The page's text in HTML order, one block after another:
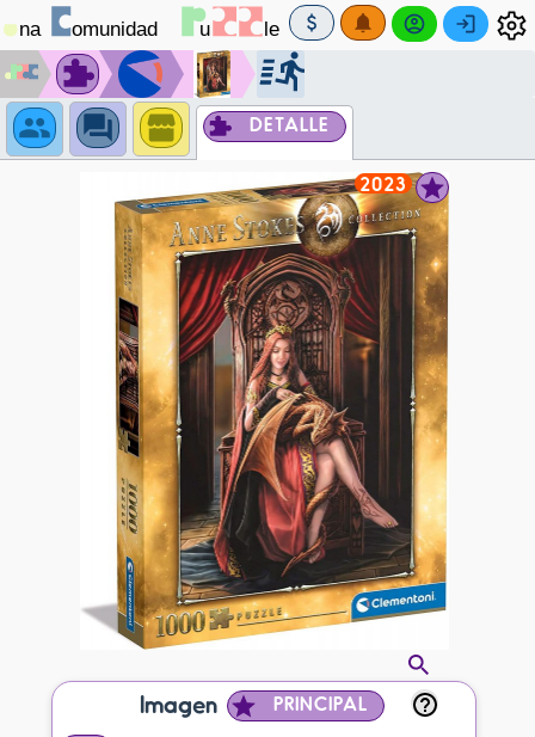
DETALLE
2023
Imagen PRINCIPAL